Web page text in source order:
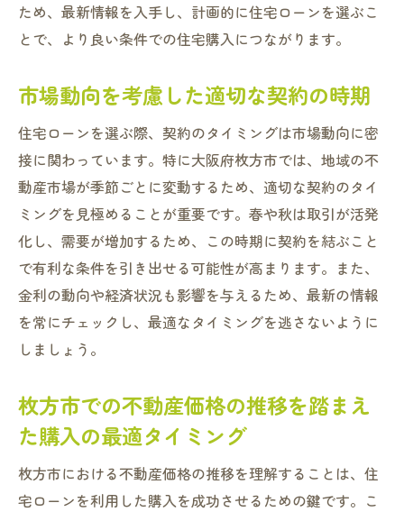
ため、最新情報を入手し、計画的に住宅ローンを選ぶこ
とで、より良い条件での住宅購入につながります。
市場動向を考慮した適切な契約の時期
住宅ローンを選ぶ際、契約のタイミングは市場動向に密
接に関わっています。特に大阪府枚方市では、地域の不
動産市場が季節ごとに変動するため、適切な契約のタイ
ミングを見極めることが重要です。春や秋は取引が活発
化し、需要が増加するため、この時期に契約を結ぶこと
で有利な条件を引き出せる可能性が高まります。また、
金利の動向や経済状況も影響を与えるため、最新の情報
を常にチェックし、最適なタイミングを逃さないように
しましょう。
枚方市での不動産価格の推移を踏まえ
た購入の最適タイミング
枚方市における不動産価格の推移を理解することは、住
宅ローンを利用した購入を成功させるための鍵です。こ